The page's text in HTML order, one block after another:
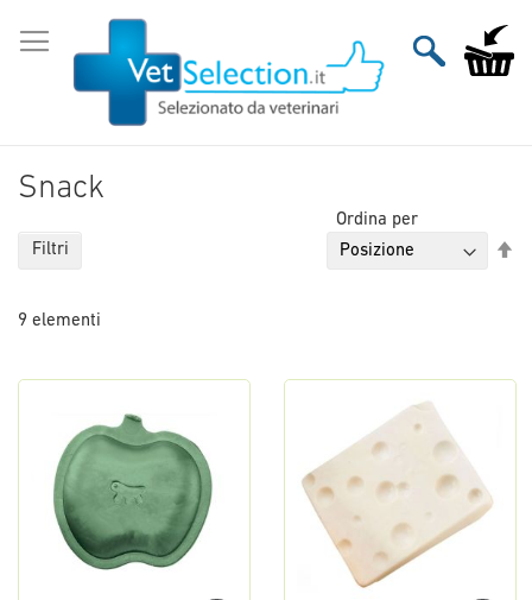
al
contenuto
Carrello
Snack
9 elementi
Ordina per
Filtri